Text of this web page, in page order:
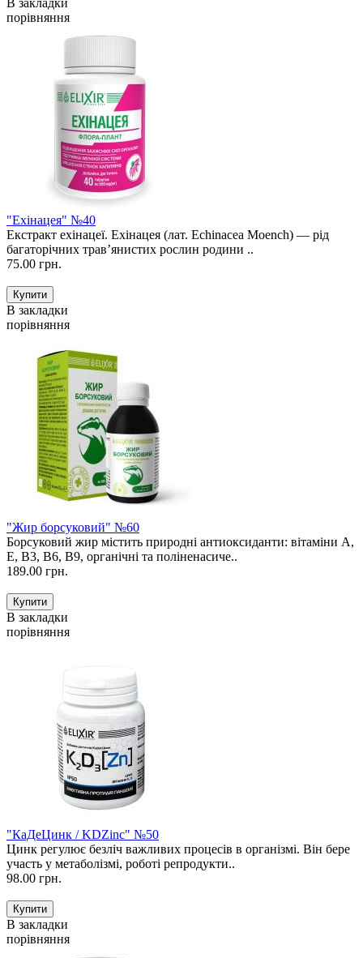
В закладки
порівняння
"Ехінацея" №40
Екстракт ехінацеї. Ехінацея (лат. Echinacea Moench) — рід
багаторічних трав’янистих рослин родини ..
75.00 грн.
В закладки
порівняння
"Жир борсуковий" №60
Борсуковий жир містить природні антиоксиданти: вітаміни А,
Е, В3, В6, В9, органічні та поліненасиче..
189.00 грн.
В закладки
порівняння
"КаДеЦинк / KDZinc" №50
Цинк регулює безліч важливих процесів в організмі. Він бере
участь у метаболізмі, роботі репродукти..
98.00 грн.
В закладки
порівняння